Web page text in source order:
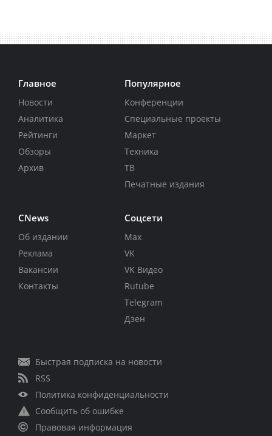
Главное
Новости
Аналитика
Рейтинги
Обзоры
Архив
Популярное
Конференции
Специальные проекты
Маркет
Техника
ТВ
Печатные издания
CNews
Об издании
Реклама
Вакансии
Контакты
Соцсети
Max
VK
VK Видео
Rutube
Telegram
Дзен
Быстрая подписка на новости
RSS
Политика конфиденциальности
Сообщить об ошибке
Правовая информация